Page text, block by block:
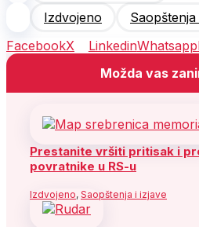
Izdvojeno
FacebookX LinkedinWhatsapp
Možda vas
Prestanite vršiti pritisak i
povratnike u RS-u
Izdvojeno, Saopštenja i izjave